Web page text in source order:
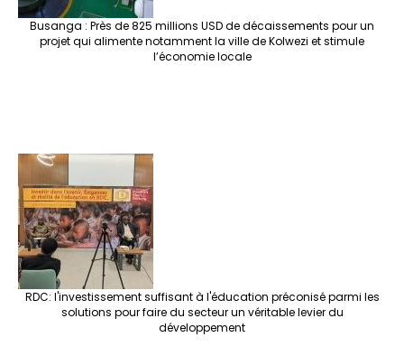
Busanga : Près de 825 millions USD de décaissements pour un
projet qui alimente notamment la ville de Kolwezi et stimule
l’économie locale
RDC: l'investissement suffisant à l'éducation préconisé parmi les
solutions pour faire du secteur un véritable levier du
développement